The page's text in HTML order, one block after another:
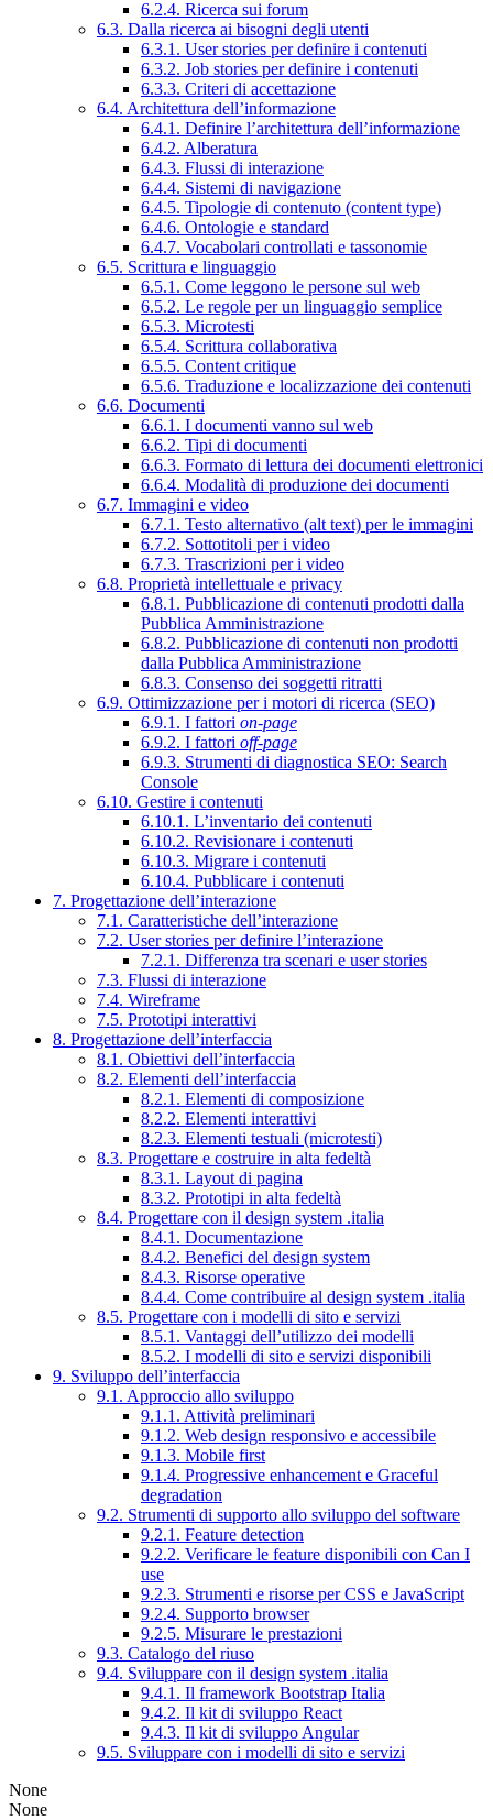
6.2.4. Ricerca sui forum
6.3. Dalla ricerca ai bisogni degli utenti
6.3.1. User stories per definire i contenuti
6.3.2. Job stories per definire i contenuti
6.3.3. Criteri di accettazione
6.4. Architettura dell’informazione
6.4.1. Definire l’architettura dell’informazione
6.4.2. Alberatura
6.4.3. Flussi di interazione
6.4.4. Sistemi di navigazione
6.4.5. Tipologie di contenuto (content type)
6.4.6. Ontologie e standard
6.4.7. Vocabolari controllati e tassonomie
6.5. Scrittura e linguaggio
6.5.1. Come leggono le persone sul web
6.5.2. Le regole per un linguaggio semplice
6.5.3. Microtesti
6.5.4. Scrittura collaborativa
6.5.5. Content critique
6.5.6. Traduzione e localizzazione dei contenuti
6.6. Documenti
6.6.1. I documenti vanno sul web
6.6.2. Tipi di documenti
6.6.3. Formato di lettura dei documenti elettronici
6.6.4. Modalità di produzione dei documenti
6.7. Immagini e video
6.7.1. Testo alternativo (alt text) per le immagini
6.7.2. Sottotitoli per i video
6.7.3. Trascrizioni per i video
6.8. Proprietà intellettuale e privacy
6.8.1. Pubblicazione di contenuti prodotti dalla
Pubblica Amministrazione
6.8.2. Pubblicazione di contenuti non prodotti
dalla Pubblica Amministrazione
6.8.3. Consenso dei soggetti ritratti
6.9. Ottimizzazione per i motori di ricerca (SEO)
6.9.1. I fattori on-page
6.9.2. I fattori off-page
6.9.3. Strumenti di diagnostica SEO: Search
Console
6.10. Gestire i contenuti
6.10.1. L’inventario dei contenuti
6.10.2. Revisionare i contenuti
6.10.3. Migrare i contenuti
6.10.4. Pubblicare i contenuti
7. Progettazione dell’interazione
7.1. Caratteristiche dell’interazione
7.2. User stories per definire l’interazione
7.2.1. Differenza tra scenari e user stories
7.3. Flussi di interazione
7.4. Wireframe
7.5. Prototipi interattivi
8. Progettazione dell’interfaccia
8.1. Obiettivi dell’interfaccia
8.2. Elementi dell’interfaccia
8.2.1. Elementi di composizione
8.2.2. Elementi interattivi
8.2.3. Elementi testuali (microtesti)
8.3. Progettare e costruire in alta fedeltà
8.3.1. Layout di pagina
8.3.2. Prototipi in alta fedeltà
8.4. Progettare con il design system .italia
8.4.1. Documentazione
8.4.2. Benefici del design system
8.4.3. Risorse operative
8.4.4. Come contribuire al design system .italia
8.5. Progettare con i modelli di sito e servizi
8.5.1. Vantaggi dell’utilizzo dei modelli
8.5.2. I modelli di sito e servizi disponibili
9. Sviluppo dell’interfaccia
9.1. Approccio allo sviluppo
9.1.1. Attività preliminari
9.1.2. Web design responsivo e accessibile
9.1.3. Mobile first
9.1.4. Progressive enhancement e Graceful
degradation
9.2. Strumenti di supporto allo sviluppo del software
9.2.1. Feature detection
9.2.2. Verificare le feature disponibili con Can I
use
9.2.3. Strumenti e risorse per CSS e JavaScript
9.2.4. Supporto browser
9.2.5. Misurare le prestazioni
9.3. Catalogo del riuso
9.4. Sviluppare con il design system .italia
9.4.1. Il framework Bootstrap Italia
9.4.2. Il kit di sviluppo React
9.4.3. Il kit di sviluppo Angular
9.5. Sviluppare con i modelli di sito e servizi
None
None